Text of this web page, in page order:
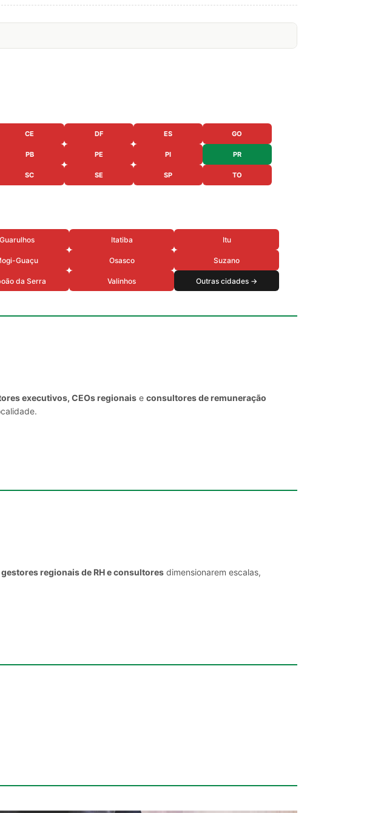
CE DF ES GO
PB PE PI PR
SC SE SP TO
Guarulhos Itatiba Itu
Guaçu Osasco Suzano
da Serra Valinhos Outras cidades →
executivos, CEOs regionais e consultores de remuneração
gestores regionais de RH e consultores dimensionarem escalas,